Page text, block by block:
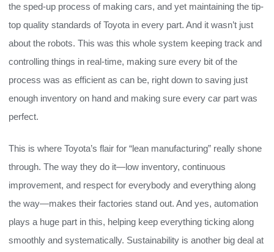
the sped-up process of making cars, and yet maintaining the tip-
top quality standards of Toyota in every part. And it wasn’t just
about the robots. This was this whole system keeping track and
controlling things in real-time, making sure every bit of the
process was as efficient as can be, right down to saving just
enough inventory on hand and making sure every car part was
perfect.
This is where Toyota’s flair for “lean manufacturing” really shone
through. The way they do it—low inventory, continuous
improvement, and respect for everybody and everything along
the way—makes their factories stand out. And yes, automation
plays a huge part in this, helping keep everything ticking along
smoothly and systematically. Sustainability is another big deal at